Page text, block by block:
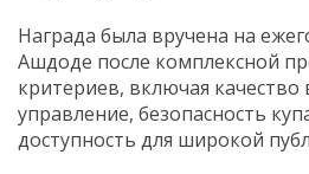
Награда была вручена на
Ашдоде после комплексной
критериев, включая качество
управление, безопасность
доступность для широкой